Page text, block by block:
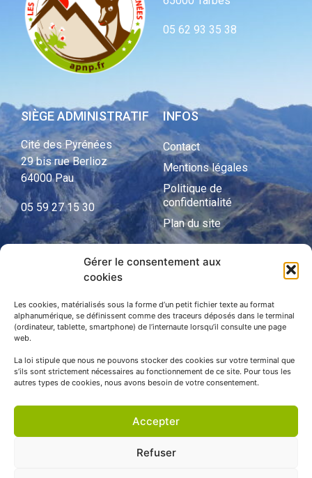
Gérer le consentement aux
cookies
Les cookies, matérialisés sous la forme d’un petit fichier texte au format
alphanumérique, se définissent comme des traceurs déposés dans le terminal
(ordinateur, tablette, smartphone) de l’internaute lorsqu’il consulte une page
web.
La loi stipule que nous ne pouvons stocker des cookies sur votre terminal que
s’ils sont strictement nécessaires au fonctionnement de ce site. Pour tous les
autres types de cookies, nous avons besoin de votre consentement.
Accepter
Refuser
05 62 93 35 38
SIÈGE ADMINISTRATIF
Cité des Pyrénées
29 bis rue Berlioz
64000 Pau
05 59 27 15 30
INFOS
Contact
Mentions légales
Politique de
confidentialité
Plan du site
APNP
Parc national des Pyrénées